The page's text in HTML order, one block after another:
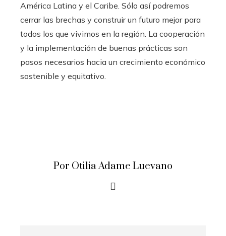
América Latina y el Caribe. Sólo así podremos
cerrar las brechas y construir un futuro mejor para
todos los que vivimos en la región. La cooperación
y la implementación de buenas prácticas son
pasos necesarios hacia un crecimiento económico
sostenible y equitativo.
Por Otilia Adame Luevano